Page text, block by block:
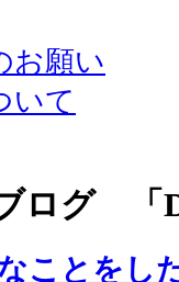
お願い
いて
ログ 「
ことをし